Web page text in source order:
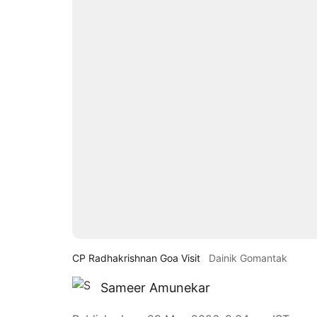
CP Radhakrishnan Goa Visit Dainik Gomantak
Sameer Amunekar